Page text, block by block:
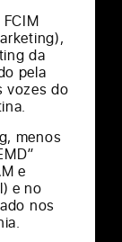
da
pela
vozes do
menos
e
e no
nos